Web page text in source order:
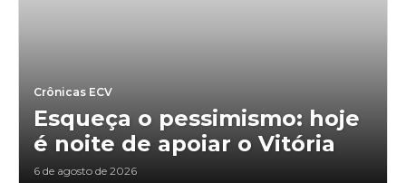
Crônicas ECV
Esqueça o pessimismo: hoje
é noite de apoiar o Vitória
6 de agosto de 2026